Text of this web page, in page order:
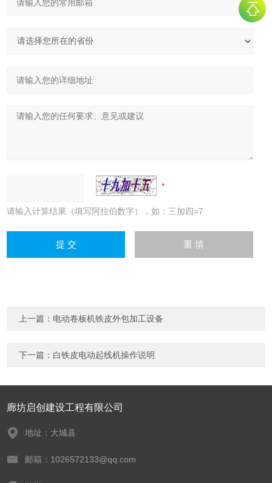
请输入计算结果（填写阿拉伯数字），如：三加四=7
上一篇： 电动卷板机铁皮外包加工设备
下一篇： 白铁皮电动起线机操作说明
廊坊启创建设工程有限公司
地址：大城县
邮箱：1026572133@qq.com